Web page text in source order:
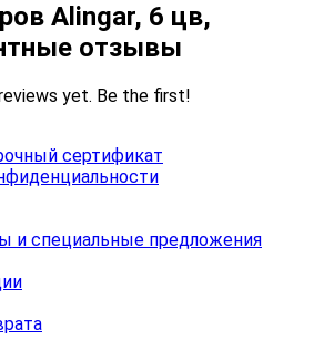
Alingar, 6 цв,
отзывы
yet. Be the first!
сертификат
и специальные предложения